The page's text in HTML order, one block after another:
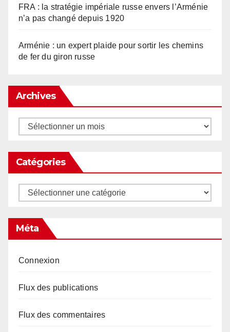
FRA : la stratégie impériale russe envers l’Arménie
n’a pas changé depuis 1920
Arménie : un expert plaide pour sortir les chemins
de fer du giron russe
Archives
Archives
Catégories
Catégories
Méta
Connexion
Flux des publications
Flux des commentaires